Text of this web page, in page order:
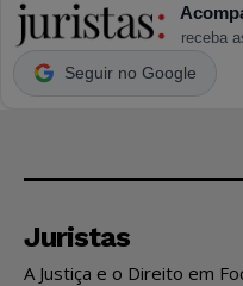
receba
Seguir no Google
Juristas
A Justiça e o Direito em